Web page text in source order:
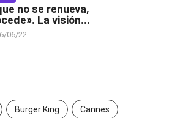
no se renueva,
La visión...
06/22
Burger King Cannes